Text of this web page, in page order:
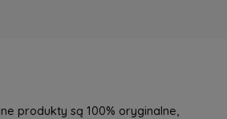
produkty są 100% oryginalne,